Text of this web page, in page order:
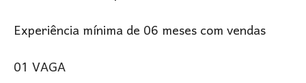
Experiência mínima de 06 meses com vendas
01 VAGA